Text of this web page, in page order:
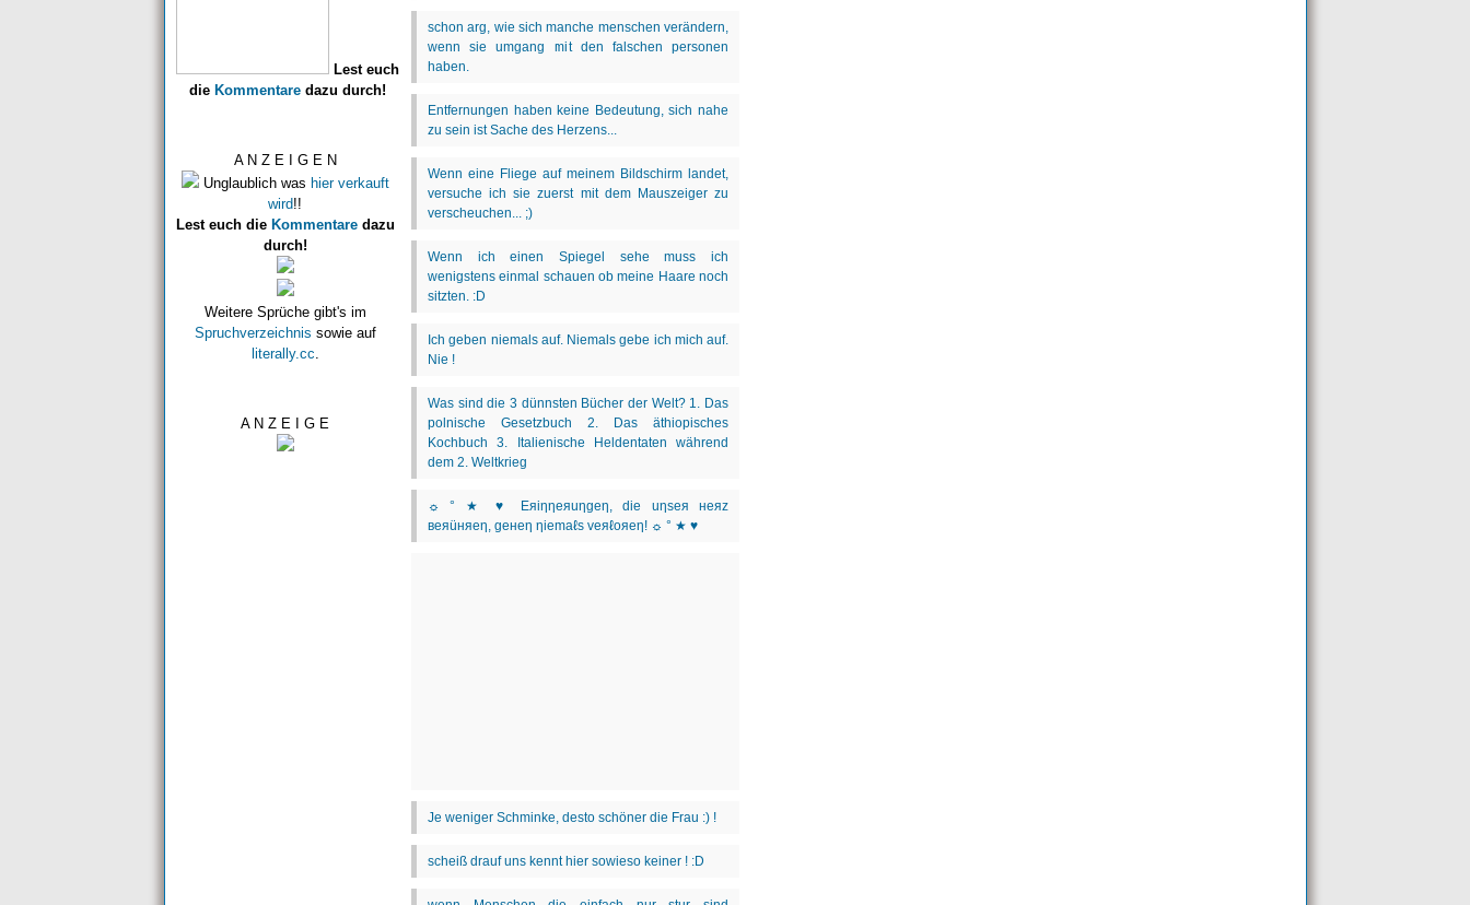
Lest euch
die Kommentare dazu durch!
A N Z E I G E N
Unglaublich was hier verkauft
wird!!
Lest euch die Kommentaredazu
durch!
Weitere Sprüche gibt's im
Spruchverzeichnis sowie auf
literally.cc
A N Z E I G E